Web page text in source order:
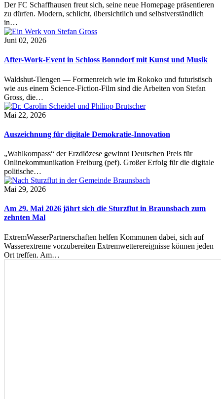
Der FC Schaffhausen freut sich, seine neue Homepage präsentieren
zu dürfen. Modern, schlicht, übersichtlich und selbstverständlich
in…
Juni 02, 2026
After-Work-Event in Schloss Bonndorf mit Kunst und Musik
Waldshut-Tiengen — Formenreich wie im Rokoko und futuristisch
wie aus einem Science-Fiction-Film sind die Arbeiten von Stefan
Gross, die…
Mai 22, 2026
Auszeichnung für digitale Demokratie-Innovation
„Wahlkompass“ der Erzdiözese gewinnt Deutschen Preis für
Onlinekommunikation Freiburg (pef). Großer Erfolg für die digitale
politische…
Mai 29, 2026
Am 29. Mai 2026 jährt sich die Sturzflut in Braunsbach zum
zehnten Mal
ExtremWasserPartnerschaften helfen Kommunen dabei, sich auf
Wasserextreme vorzubereiten Extremwetterereignisse können jeden
Ort treffen. Am…